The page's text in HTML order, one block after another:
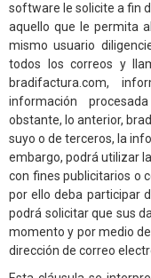
software le solicite a fin
aquello que le permita
mismo usuario
todos los correos y
bradifactura.com,
información
obstante, lo anterior,
suyo o de terceros, la
embargo, podrá utilizar
con fines publicitarios o
por ello deba participar
podrá solicitar que sus
momento y por medio
dirección de correo